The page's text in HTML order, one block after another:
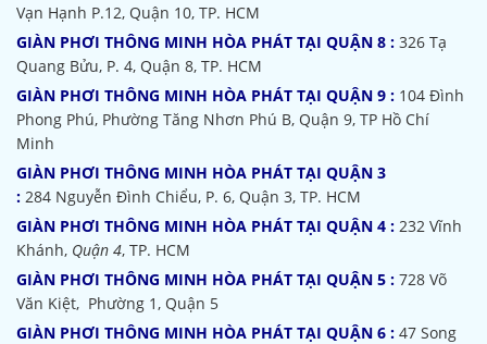
Vạn Hạnh P.12, Quận 10, TP. HCM
GIÀN PHƠI THÔNG MINH HÒA PHÁT TẠI QUẬN 8 : 326 Tạ
Quang Bửu, P. 4, Quận 8, TP. HCM
GIÀN PHƠI THÔNG MINH HÒA PHÁT TẠI QUẬN 9 : 104 Đình
Phong Phú, Phường Tăng Nhơn Phú B, Quận 9, TP Hồ Chí
Minh
GIÀN PHƠI THÔNG MINH HÒA PHÁT TẠI QUẬN 3
: 284 Nguyễn Đình Chiểu, P. 6, Quận 3, TP. HCM
GIÀN PHƠI THÔNG MINH HÒA PHÁT TẠI QUẬN 4 : 232 Vĩnh
Khánh, Quận 4, TP. HCM
GIÀN PHƠI THÔNG MINH HÒA PHÁT TẠI QUẬN 5 : 728 Võ
Văn Kiệt, Phường 1, Quận 5
GIÀN PHƠI THÔNG MINH HÒA PHÁT TẠI QUẬN 6 : 47 Song